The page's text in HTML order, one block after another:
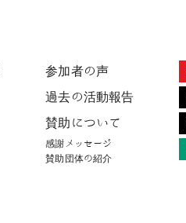
参加者の声
過去の活動報告
賛助について
感謝メッセージ
賛助団体の紹介